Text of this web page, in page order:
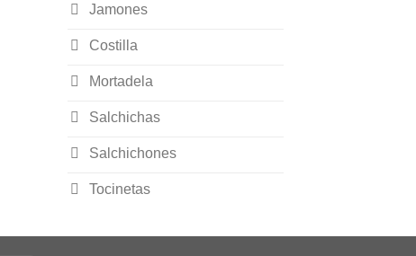
Jamones
Costilla
Mortadela
Salchichas
Salchichones
Tocinetas